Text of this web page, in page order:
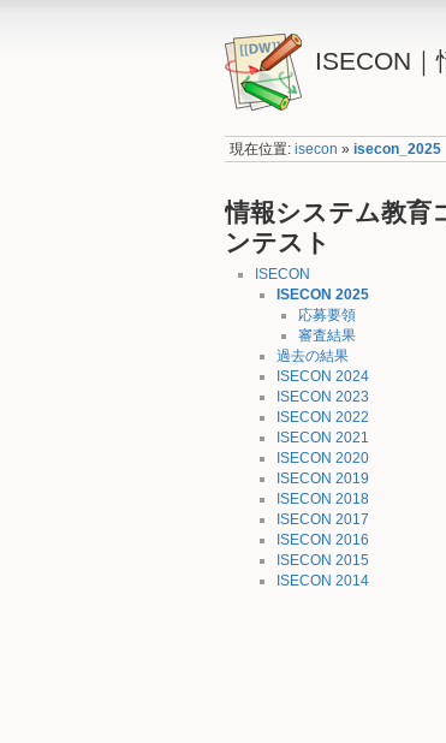
ISECON
現在位置:isecon »isecon_2025
情報システム教育
ンテスト
ISECON
ISECON 2025
応募要領
審査結果
過去の結果
ISECON 2024
ISECON 2023
ISECON 2022
ISECON 2021
ISECON 2020
ISECON 2019
ISECON 2018
ISECON 2017
ISECON 2016
ISECON 2015
ISECON 2014